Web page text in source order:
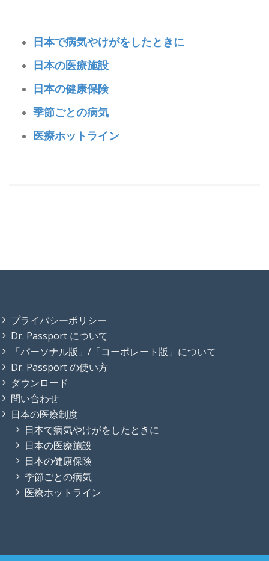
日本で病気やけがをしたときに
日本の医療施設
日本の健康保険
季節ごとの病気
医療ホットライン
プライバシーポリシー
Dr. Passport について
「パーソナル版」/「コーポレート版」について
Dr. Passport の使い方
ダウンロード
問い合わせ
日本の医療制度
日本で病気やけがをしたときに
日本の医療施設
日本の健康保険
季節ごとの病気
医療ホットライン